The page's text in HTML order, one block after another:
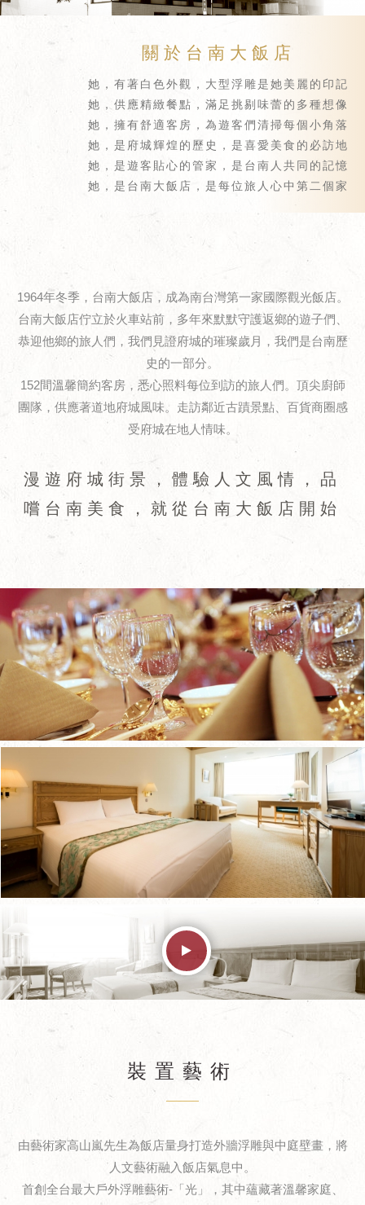
關於台南大飯店
她，有著白色外觀，大型浮雕是她美麗的印記
她，供應精緻餐點，滿足挑剔味蕾的多種想像
她，擁有舒適客房，為遊客們清掃每個小角落
她，是府城輝煌的歷史，是喜愛美食的必訪地
她，是遊客貼心的管家，是台南人共同的記憶
她，是台南大飯店，是每位旅人心中第二個家
1964年冬季，台南大飯店，成為南台灣第一家國際觀光飯店。
台南大飯店佇立於火車站前，多年來默默守護返鄉的遊子們、
恭迎他鄉的旅人們，我們見證府城的璀璨歲月，我們是台南歷
史的一部分。
152間溫馨簡約客房，悉心照料每位到訪的旅人們。頂尖廚師
團隊，供應著道地府城風味。走訪鄰近古蹟景點、百貨商圈感
受府城在地人情味。
漫遊府城街景，體驗人文風情，品
嚐台南美食，就從台南大飯店開始
裝置藝術
由藝術家高山嵐先生為飯店量身打造外牆浮雕與中庭壁畫，將
人文藝術融入飯店氣息中。
首創全台最大戶外浮雕藝術-「光」，其中蘊藏著溫馨家庭、